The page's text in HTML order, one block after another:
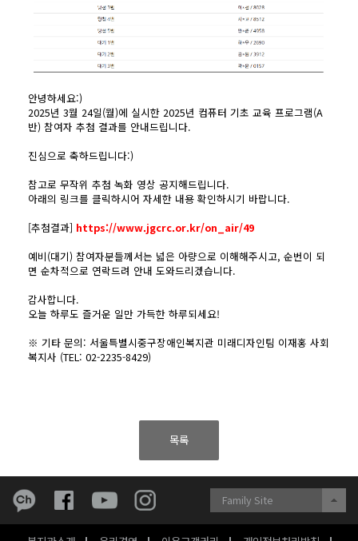
안녕하세요:)
2025년 3월 24일(월)에 실시한 2025년 컴퓨터 기초 교육 프로그램(A
반) 참여자 추첨 결과를 안내드립니다.
진심으로 축하드립니다:)
참고로 무작위 추첨 녹화 영상 공지해드립니다.
아래의 링크를 클릭하시어 자세한 내용 확인하시기 바랍니다.
[추첨결과] https://www.jgcrc.or.kr/on_air/49
예비(대기) 참여자분들께서는 넓은 아량으로 이해해주시고, 순번이 되
면 순차적으로 연락드려 안내 도와드리겠습니다.
감사합니다.
오늘 하루도 즐거운 일만 가득한 하루되세요!
※ 기타 문의: 서울특별시중구장애인복지관 미래디자인팀 이재홍 사회
복지사 (TEL: 02-2235-8429)
목록
Family Site